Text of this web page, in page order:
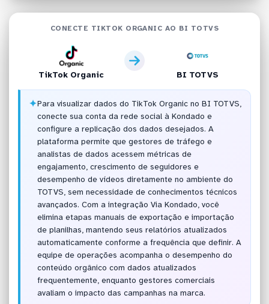
CONECTE TIKTOK ORGANIC AO BI TOTVS
TikTok Organic BI TOTVS
✦Para visualizar dados do TikTok Organic no BI TOTVS,
conecte sua conta da rede social à Kondado e
configure a replicação dos dados desejados. A
plataforma permite que gestores de tráfego e
analistas de dados acessem métricas de
engajamento, crescimento de seguidores e
desempenho de vídeos diretamente no ambiente do
TOTVS, sem necessidade de conhecimentos técnicos
avançados. Com a integração Via Kondado, você
elimina etapas manuais de exportação e importação
de planilhas, mantendo seus relatórios atualizados
automaticamente conforme a frequência que definir. A
equipe de operações acompanha o desempenho do
conteúdo orgânico com dados atualizados
frequentemente, enquanto gestores comerciais
avaliam o impacto das campanhas na marca.